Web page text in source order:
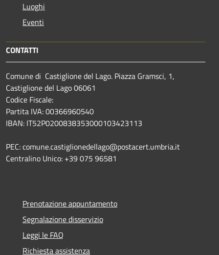
Luoghi
Eventi
CONTATTI
Comune di Castiglione del Lago. Piazza Gramsci, 1,
Castiglione del Lago 06061
Codice Fiscale:
Partita IVA: 00366960540
IBAN: IT52P0200838353000103423113
PEC: comune.castiglionedellago@postacert.umbria.it
Centralino Unico: +39 075 96581
Prenotazione appuntamento
Segnalazione disservizio
Leggi le FAQ
Richiesta assistenza